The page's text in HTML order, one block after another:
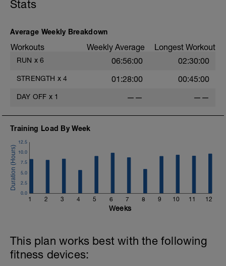
Stats
Average Weekly Breakdown
Workouts Weekly Average Longest Workout
RUN x 6 06:56:00 02:30:00
STRENGTH x 4 01:28:00 00:45:00
DAY OFF x 1 —— ——
Training Load By Week
1 2 3 4 5 6 7 8 9 10 11 12
0.0
2.5
5.0
7.5
10.0
12.5
Weeks
This plan works best with the following
fitness devices: